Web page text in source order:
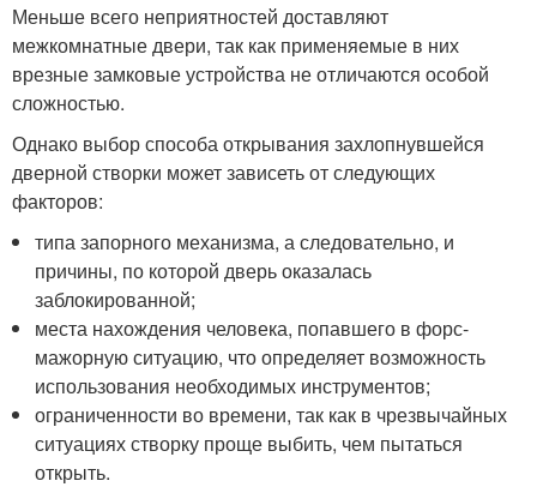
Меньше всего неприятностей доставляют
межкомнатные двери, так как применяемые в них
врезные замковые устройства не отличаются особой
сложностью.
Однако выбор способа открывания захлопнувшейся
дверной створки может зависеть от следующих
факторов:
типа запорного механизма, а следовательно, и
причины, по которой дверь оказалась
заблокированной;
места нахождения человека, попавшего в форс-
мажорную ситуацию, что определяет возможность
использования необходимых инструментов;
ограниченности во времени, так как в чрезвычайных
ситуациях створку проще выбить, чем пытаться
открыть.